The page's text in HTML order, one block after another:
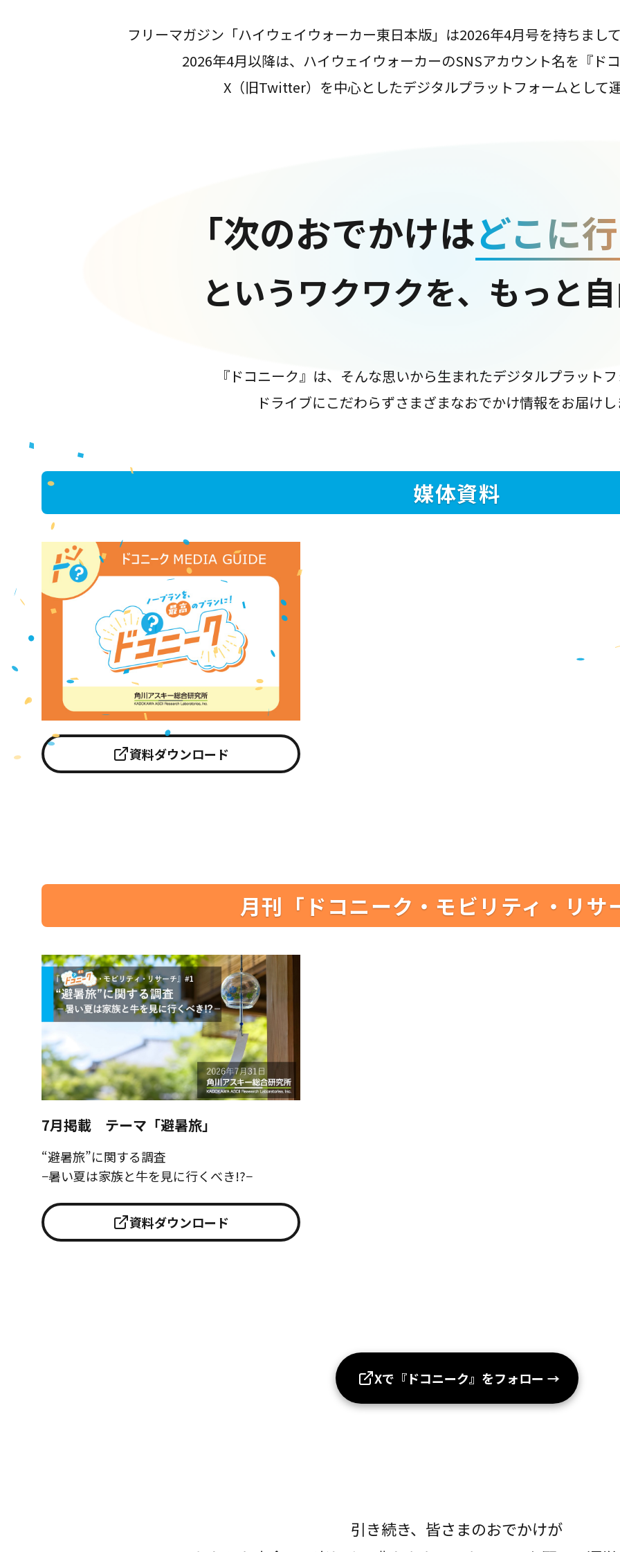
フリーマガジン「ハイウェイウォーカー東日本版」は2026年4月号を持ちまし
2026年4月以降は、ハイウェイウォーカーのSNSアカウント名を『ド
X（旧Twitter）を中心としたデジタルプラットフォームとして
「次のおでかけはどこに
というワクワクを、もっと
『ドコニーク』は、そんな思いから生まれたデジタルプラット
ドライブにこだわらずさまざまなおでかけ情報をお届け
媒体資料
資料ダウンロード
月刊「ドコニーク・モビリティ・リサ
7月掲載 テーマ「避暑旅」
“避暑旅”に関する調査
−暑い夏は家族と牛を見に行くべき!?−
資料ダウンロード
Xで『ドコニーク』をフォロー →
引き続き、皆さまのおでかけが